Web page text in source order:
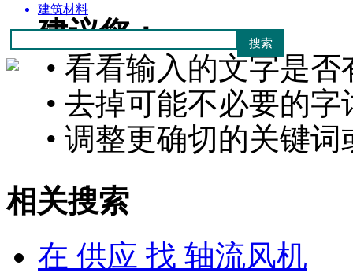
建筑材料
建议您：
• 看看输入的文字是否
• 去掉可能不必要的字
• 调整更确切的关键
相关搜索
在 供应 找 轴流风机